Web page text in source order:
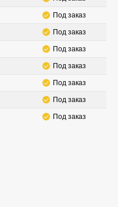
Под заказ
Под заказ
Под заказ
Под заказ
Под заказ
Под заказ
Под заказ